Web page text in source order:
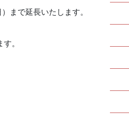
まで延長いたします。
。